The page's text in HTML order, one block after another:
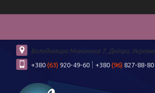
Володимира Мономаха 7, Дніпро, Україна
+380 (63) 920-49-60 +380 (96) 827-88-80